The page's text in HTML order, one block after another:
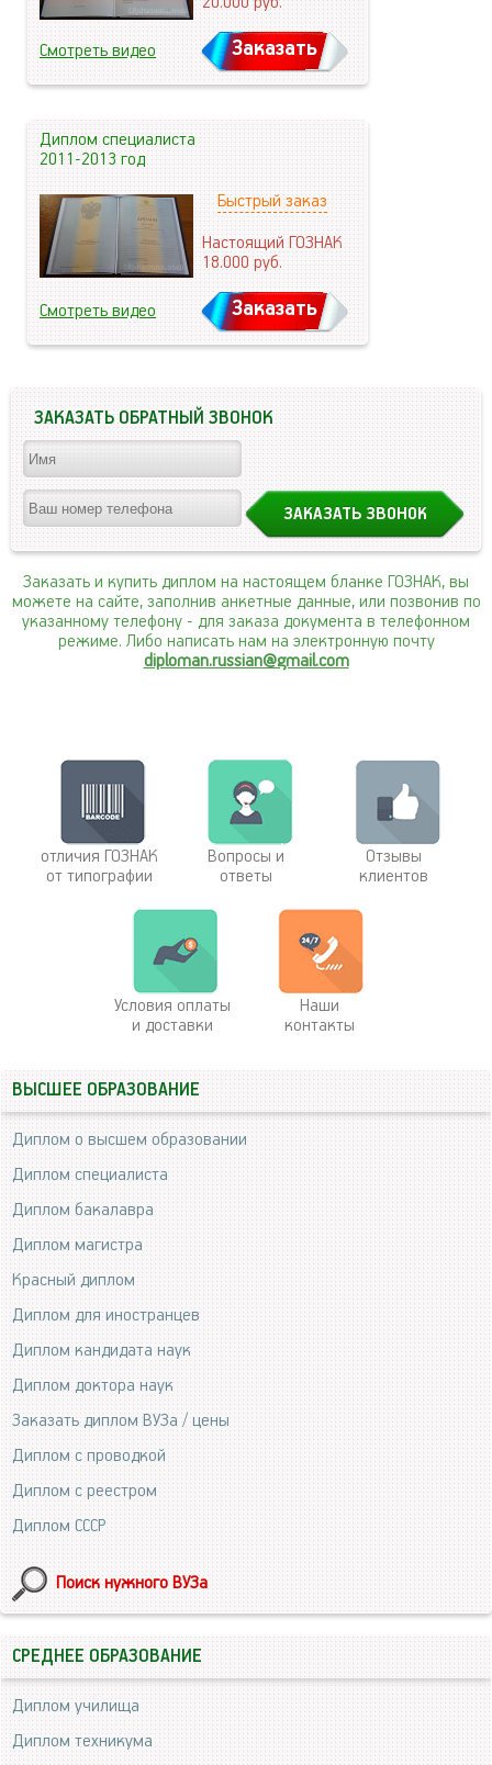
Смотреть видео Заказать
Диплом специалиста
2011-2013 год
Быстрый заказ
Настоящий ГОЗНАК
18.000руб.
Смотреть видео Заказать
ЗАКАЗАТЬ ОБРАТНЫЙ ЗВОНОК
Заказать и купить диплом на настоящем бланке ГОЗНАК, вы
можете на сайте, заполнив анкетные данные, или позвонив по
указанному телефону - для заказа документа в телефонном
режиме. Либо написать нам на электронную почту
diploman.russian@gmail.com
отличия ГОЗНАК
от типографии
Вопросы и
ответы
Отзывы
клиентов
Условия оплаты
и доставки
Наши
контакты
ВЫСШЕЕ ОБРАЗОВАНИЕ
Диплом о высшем образовании
Диплом специалиста
Диплом бакалавра
Диплом магистра
Красный диплом
Диплом для иностранцев
Диплом кандидата наук
Диплом доктора наук
Заказать диплом ВУЗа / цены
Диплом с проводкой
Диплом с реестром
Диплом СССР
Поиск нужного ВУЗа
СРЕДНЕЕ ОБРАЗОВАНИЕ
Диплом училища
Диплом техникума